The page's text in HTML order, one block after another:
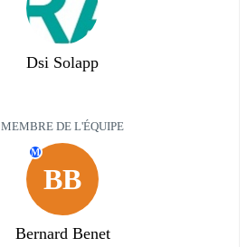
Dsi Solapp
MEMBRE DE L'ÉQUIPE
BB
M
Bernard Benet